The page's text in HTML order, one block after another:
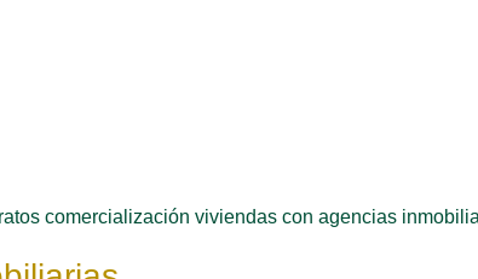
comercialización viviendas con agencias